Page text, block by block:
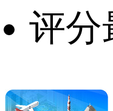
评分